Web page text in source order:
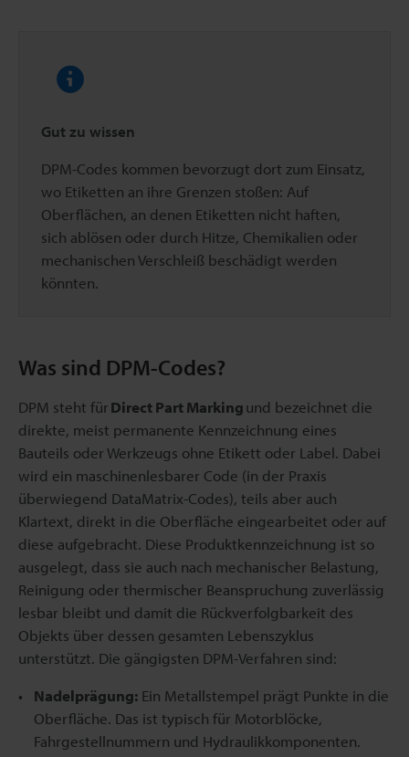
Gut zu wissen
DPM-Codes kommen bevorzugt dort zum Einsatz,
wo Etiketten an ihre Grenzen stoßen: Auf
Oberflächen, an denen Etiketten nicht haften,
sich ablösen oder durch Hitze, Chemikalien oder
mechanischen Verschleiß beschädigt werden
könnten.
Was sind DPM-Codes?
DPM steht fürDirect Part Markingund bezeichnet die
direkte, meist permanente Kennzeichnung eines
Bauteils oder Werkzeugs ohne Etikett oder Label. Dabei
wird ein maschinenlesbarer Code (in der Praxis
überwiegend DataMatrix-Codes), teils aber auch
Klartext, direkt in die Oberfläche eingearbeitet oder auf
diese aufgebracht. Diese Produktkennzeichnung ist so
ausgelegt, dass sie auch nach mechanischer Belastung,
Reinigung oder thermischer Beanspruchung zuverlässig
lesbar bleibt und damit die Rückverfolgbarkeit des
Objekts über dessen gesamten Lebenszyklus
unterstützt. Die gängigsten DPM-Verfahren sind:
Nadelprägung: Ein Metallstempel prägt Punkte in die
Oberfläche. Das ist typisch für Motorblöcke,
Fahrgestellnummern und Hydraulikkomponenten.